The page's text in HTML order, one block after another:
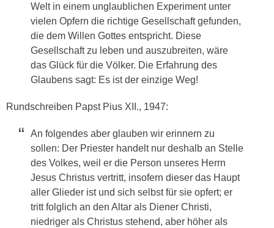
Welt in einem unglaublichen Experiment unter
vielen Opfern die richtige Gesellschaft gefunden,
die dem Willen Gottes entspricht. Diese
Gesellschaft zu leben und auszubreiten, wäre
das Glück für die Völker. Die Erfahrung des
Glaubens sagt: Es ist der einzige Weg!
Rundschreiben Papst Pius XII., 1947:
An folgendes aber glauben wir erinnern zu
sollen: Der Priester handelt nur deshalb an Stelle
des Volkes, weil er die Person unseres Herrn
Jesus Christus vertritt, insofern dieser das Haupt
aller Glieder ist und sich selbst für sie opfert; er
tritt folglich an den Altar als Diener Christi,
niedriger als Christus stehend, aber höher als